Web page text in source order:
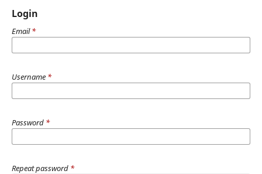
Login
Email*
Username *
Password *
Repeat password *